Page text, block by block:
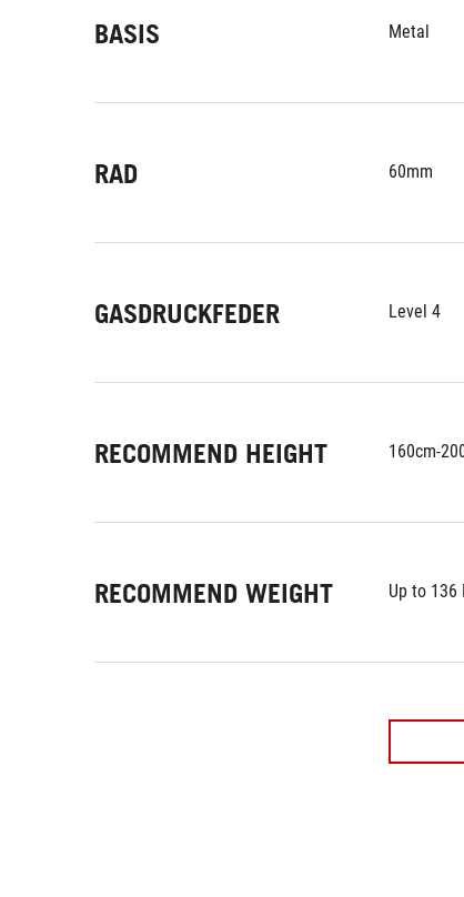
BASIS Metal
RAD 60mm
GASDRUCKFEDER Level 4
RECOMMEND HEIGHT 160cm-
RECOMMEND WEIGHT Up to 136